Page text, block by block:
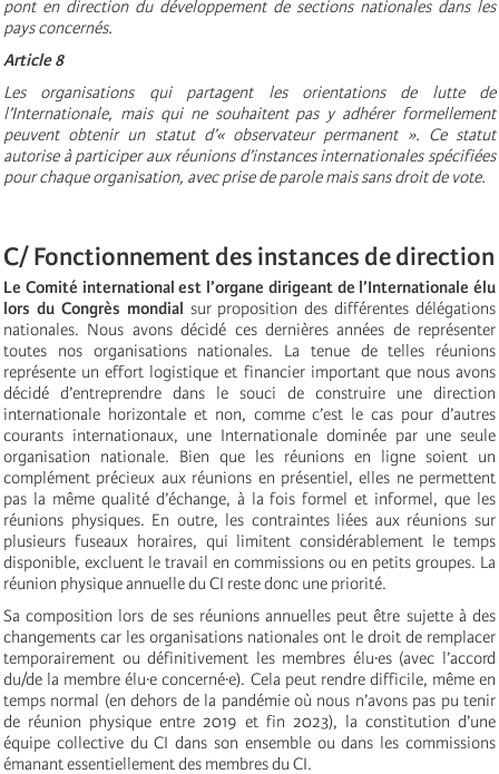
pont en direction du développement de sections nationales dans les
pays concernés.
Article 8
Les organisations qui partagent les orientations de lutte de
l’Internationale, mais qui ne souhaitent pas y adhérer formellement
peuvent obtenir un statut d’« observateur permanent ». Ce statut
autorise à participer aux réunions d’instances internationales spécifiées
pour chaque organisation, avec prise de parole mais sans droit de vote.
C/ Fonctionnement des instances de direction
Le Comité international est l’organe dirigeant de l’Internationale élu
lors du Congrès mondial sur proposition des différentes délégations
nationales. Nous avons décidé ces dernières années de représenter
toutes nos organisations nationales. La tenue de telles réunions
représente un effort logistique et financier important que nous avons
décidé d’entreprendre dans le souci de construire une direction
internationale horizontale et non, comme c’est le cas pour d’autres
courants internationaux, une Internationale dominée par une seule
organisation nationale. Bien que les réunions en ligne soient un
complément précieux aux réunions en présentiel, elles ne permettent
pas la même qualité d’échange, à la fois formel et informel, que les
réunions physiques. En outre, les contraintes liées aux réunions sur
plusieurs fuseaux horaires, qui limitent considérablement le temps
disponible, excluent le travail en commissions ou en petits groupes. La
réunion physique annuelle du CI reste donc une priorité.
Sa composition lors de ses réunions annuelles peut être sujette à des
changements car les organisations nationales ont le droit de remplacer
temporairement ou définitivement les membres élu·es (avec l’accord
du/de la membre élu·e concerné·e). Cela peut rendre difficile, même en
temps normal (en dehors de la pandémie où nous n’avons pas pu tenir
de réunion physique entre 2019 et fin 2023), la constitution d’une
équipe collective du CI dans son ensemble ou dans les commissions
émanant essentiellement des membres du CI.